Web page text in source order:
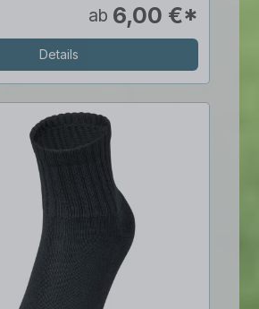
ab 6,00 €*
Details